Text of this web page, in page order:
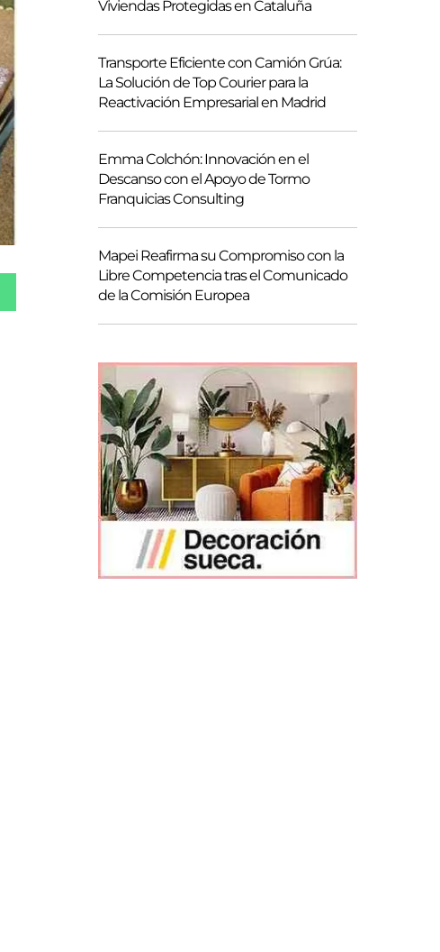
Viviendas Protegidas en Cataluña
Transporte Eficiente con Camión Grúa:
La Solución de Top Courier para la
Reactivación Empresarial en Madrid
Emma Colchón: Innovación en el
Descanso con el Apoyo de Tormo
Franquicias Consulting
Mapei Reafirma su Compromiso con la
Libre Competencia tras el Comunicado
de la Comisión Europea